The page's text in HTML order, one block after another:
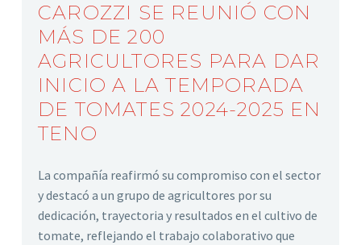
CAROZZI SE REUNIÓ CON
MÁS DE 200
AGRICULTORES PARA DAR
INICIO A LA TEMPORADA
DE TOMATES 2024-2025 EN
TENO
La compañía reafirmó su compromiso con el sector
y destacó a un grupo de agricultores por su
dedicación, trayectoria y resultados en el cultivo de
tomate, reflejando el trabajo colaborativo que